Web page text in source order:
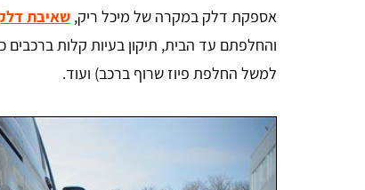
אספקת דלק במקרה של מיכל ריק,שאיבת
והחלפתם עד הבית, תיקון בעיות קלות
למשל החלפת פיוז שרוף ברכב) ועוד.